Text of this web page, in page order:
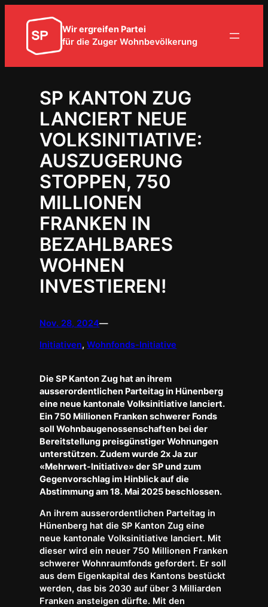
Inhalt
springen
Wir ergreifen Partei
für die Zuger Wohnbevölkerung
SP KANTON ZUG
LANCIERT NEUE
VOLKSINITIATIVE:
AUSZUGERUNG
STOPPEN, 750
MILLIONEN
FRANKEN IN
BEZAHLBARES
WOHNEN
INVESTIEREN!
Nov. 28, 2024—
Initiativen, Wohnfonds-Initiative
Die SP Kanton Zug hat an ihrem
ausserordentlichen Parteitag in Hünenberg
eine neue kantonale Volksinitiative lanciert.
Ein 750 Millionen Franken schwerer Fonds
soll Wohnbaugenossenschaften bei der
Bereitstellung preisgünstiger Wohnungen
unterstützen. Zudem wurde 2x Ja zur
«Mehrwert-Initiative» der SP und zum
Gegenvorschlag im Hinblick auf die
Abstimmung am 18. Mai 2025 beschlossen.
An ihrem ausserordentlichen Parteitag in
Hünenberg hat die SP Kanton Zug eine
neue kantonale Volksinitiative lanciert. Mit
dieser wird ein neuer 750 Millionen Franken
schwerer Wohnraumfonds gefordert. Er soll
aus dem Eigenkapital des Kantons bestückt
werden, das bis 2030 auf über 3 Milliarden
Franken ansteigen dürfte. Mit den